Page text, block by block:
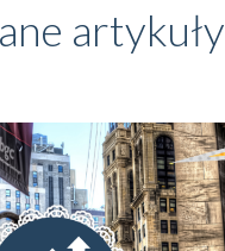
artykuły